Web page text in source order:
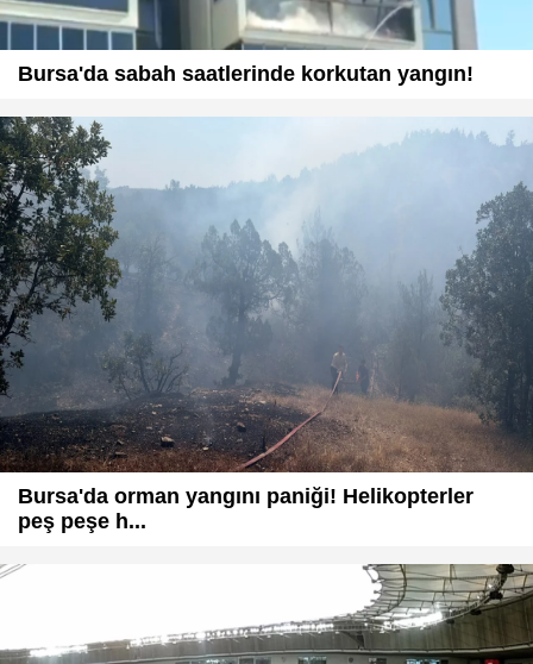
Bursa'da sabah saatlerinde korkutan yangın!
Bursa'da orman yangını paniği! Helikopterler
peş peşe h...